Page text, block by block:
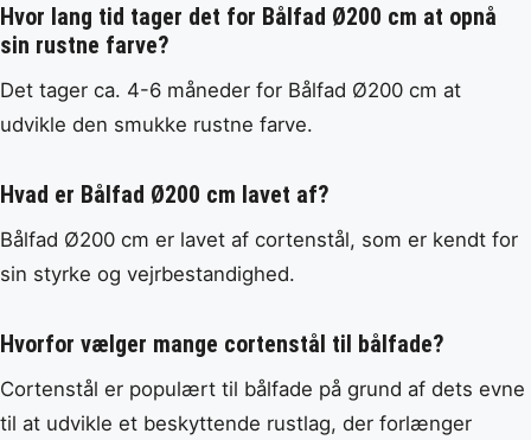
Hvor lang tid tager det for Bålfad Ø200 cm at opnå
sin rustne farve?
Det tager ca. 4-6 måneder for Bålfad Ø200 cm at
udvikle den smukke rustne farve.
Hvad er Bålfad Ø200 cm lavet af?
Bålfad Ø200 cm er lavet af cortenstål, som er kendt for
sin styrke og vejrbestandighed.
Hvorfor vælger mange cortenstål til bålfade?
Cortenstål er populært til bålfade på grund af dets evne
til at udvikle et beskyttende rustlag, der forlænger